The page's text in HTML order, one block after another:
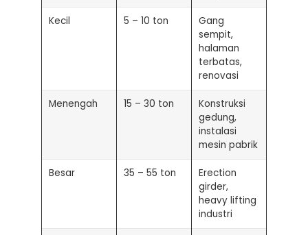
Kecil 5 – 10 ton
Gang
sempit,
halaman
terbatas,
renovasi
Menengah 15 – 30 ton
Konstruksi
gedung,
instalasi
mesin pabrik
Besar 35 – 55 ton
Erection
girder,
heavy lifting
industri